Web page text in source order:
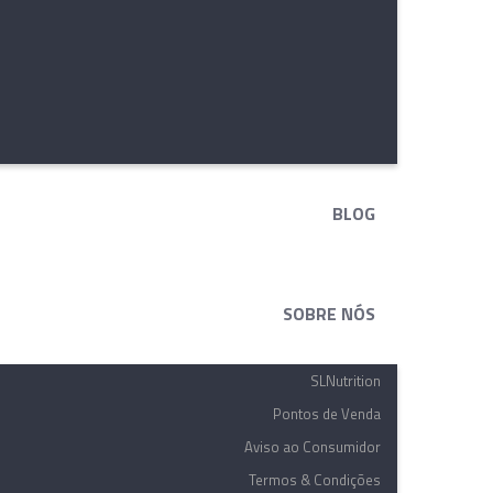
BLOG
SOBRE NÓS
SLNutrition
Pontos de Venda
Aviso ao Consumidor
Termos & Condições